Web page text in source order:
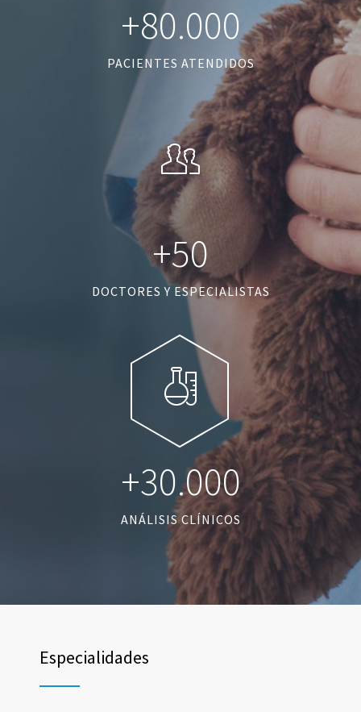
+80.000
PACIENTES ATENDIDOS
+50
DOCTORES Y ESPECIALISTAS
+30.000
ANÁLISIS CLÍNICOS
Especialidades